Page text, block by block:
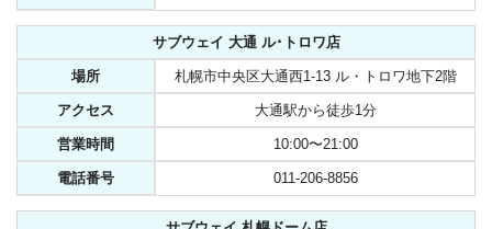
サブウェイ 大通 ル･トロワ店
場所 札幌市中央区大通西1-13 ル・トロワ地下2階
アクセス 大通駅から徒歩1分
営業時間 10:00〜21:00
電話番号 011-206-8856